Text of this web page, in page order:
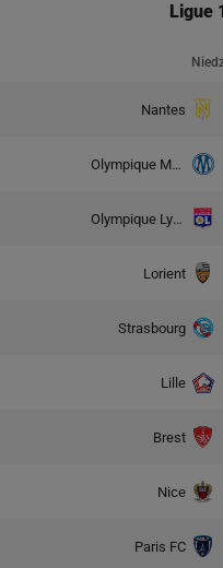
Ligue
Nantes
Olympique Marsylia
Olympique Lyon
Lorient
Strasbourg
Lille
Brest
Nice
Paris FC